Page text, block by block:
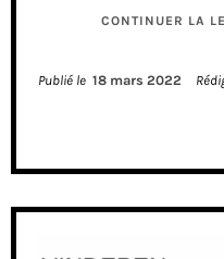
CONTINUER LA
Publié le 18 mars 2022